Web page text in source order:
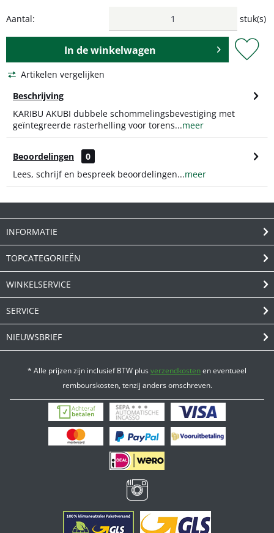
Aantal: stuk(s)
In dewinkelwagen
Artikelen vergelijken
Beschrijving
KARIBU AKUBI dubbele schommelingsbevestiging met
geïntegreerde rasterhelling voor torens...meer
Beoordelingen
0
Lees, schrijf en bespreek beoordelingen...meer
INFORMATIE
TOPCATEGORIEËN
WINKELSERVICE
SERVICE
NIEUWSBRIEF
* Alle prijzen zijn inclusief BTW plusverzendkostenen eventueel
rembourskosten, tenzij anders omschreven.